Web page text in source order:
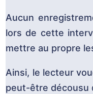
Aucun
lors de cette
mettre au propre
Ainsi, le lecteur
peut-être décousu